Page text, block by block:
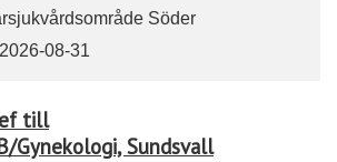
Söder
2026-08-31
till
Gynekologi, Sundsvall